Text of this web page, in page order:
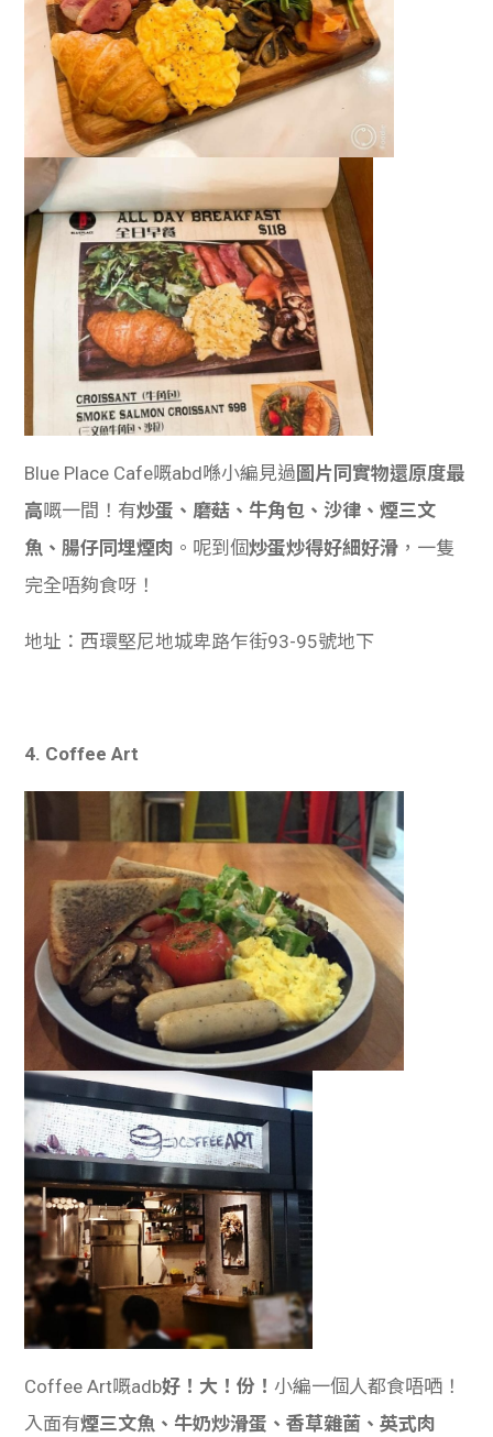
Blue Place Cafe嘅abd喺小編見過 圖片同實物還原度最
高嘅一間！有炒蛋、磨菇、牛角包、沙律、煙三文
魚、腸仔同埋煙肉 。呢到個炒蛋炒得好細好滑 ，一隻
完全唔夠食呀！
地址：西環堅尼地城卑路乍街93-95號地下
4. Coffee Art
Coffee Art嘅adb好！大！份！小編一個人都食唔哂！
入面有煙三文魚、牛奶炒滑蛋、香草雜菌、英式肉